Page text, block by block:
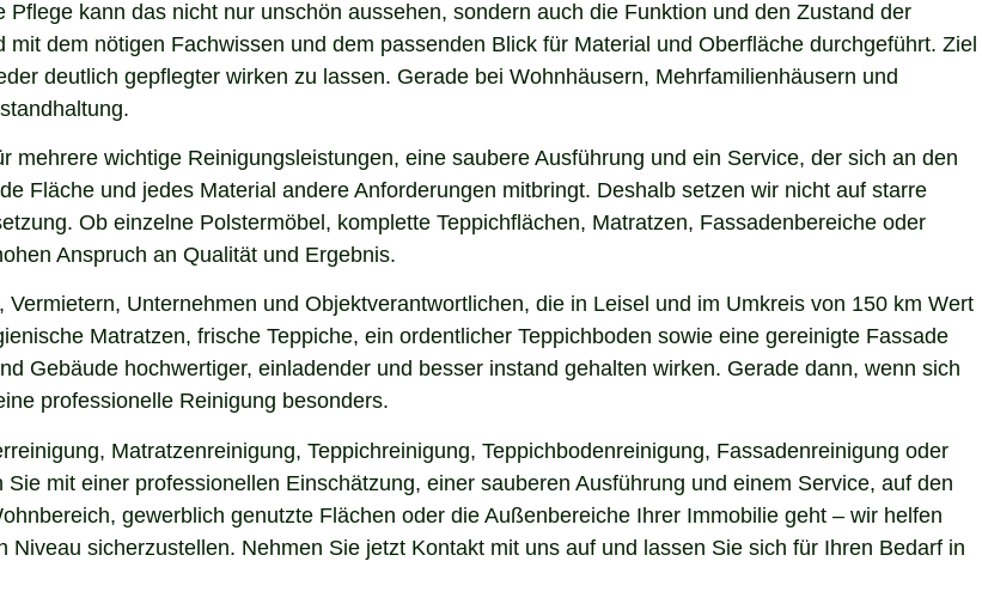
kann das nicht nur unschön aussehen, sondern auch die Funktion und den Zustand der
dem nötigen Fachwissen und dem passenden Blick für Material und Oberfläche durchgeführt. Ziel
deutlich gepflegter wirken zu lassen. Gerade bei Wohnhäusern, Mehrfamilienhäusern und
wichtige Reinigungsleistungen, eine saubere Ausführung und ein Service, der sich an den
Fläche und jedes Material andere Anforderungen mitbringt. Deshalb setzen wir nicht auf starre
Ob einzelne Polstermöbel, komplette Teppichflächen, Matratzen, Fassadenbereiche oder
Anspruch an Qualität und Ergebnis.
Unternehmen und Objektverantwortlichen, die in Leisel und im Umkreis von 150 km Wert
Matratzen, frische Teppiche, ein ordentlicher Teppichboden sowie eine gereinigte Fassade
Gebäude hochwertiger, einladender und besser instand gehalten wirken. Gerade dann, wenn sich
professionelle Reinigung besonders.
Matratzenreinigung, Teppichreinigung, Teppichbodenreinigung, Fassadenreinigung oder
mit einer professionellen Einschätzung, einer sauberen Ausführung und einem Service, auf den
gewerblich genutzte Flächen oder die Außenbereiche Ihrer Immobilie geht – wir helfen
sicherzustellen. Nehmen Sie jetzt Kontakt mit uns auf und lassen Sie sich für Ihren Bedarf in